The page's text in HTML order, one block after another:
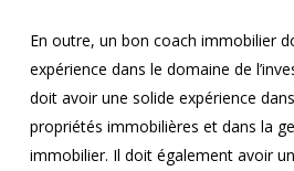
En outre, un bon coach immobilier
expérience dans le domaine de
doit avoir une solide expérience
propriétés immobilières et dans la
immobilier. Il doit également avoir